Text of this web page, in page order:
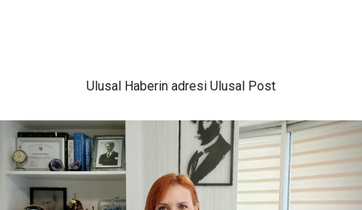
Ulusal Haberin adresi Ulusal Post